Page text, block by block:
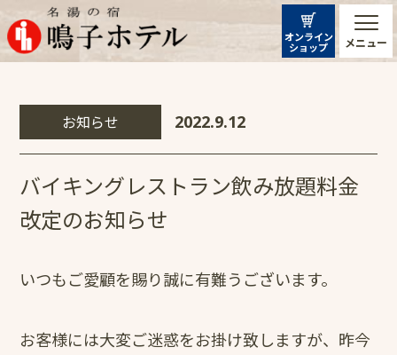
メニュー
オンライン
ショップ
お知らせ 2022.9.12
バイキングレストラン飲み放題料金
改定のお知らせ
いつもご愛顧を賜り誠に有難うございます。
お客様には大変ご迷惑をお掛け致しますが、昨今